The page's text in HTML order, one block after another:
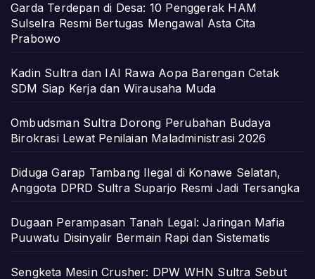
Garda Terdepan di Desa: 10 Penggerak HAM
Sulselra Resmi Bertugas Mengawal Asta Cita
Prabowo
Kadin Sultra dan IAI Rawa Aopa Barengan Cetak
SDM Siap Kerja dan Wirausaha Muda
Ombudsman Sultra Dorong Perubahan Budaya
Birokrasi Lewat Penilaian Maladministrasi 2026
Diduga Garap Tambang Ilegal di Konawe Selatan,
Anggota DPRD Sultra Suparjo Resmi Jadi Tersangka
Dugaan Perampasan Tanah Legal: Jaringan Mafia
Puuwatu Disinyalir Bermain Rapi dan Sistematis
Sengketa Mesin Crusher: DPW WHN Sultra Sebut